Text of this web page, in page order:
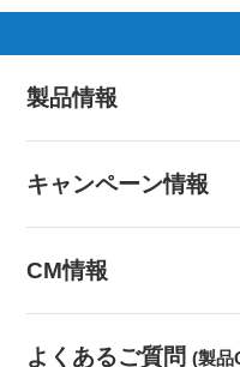
製品情報
キャンペーン情報
CM情報
よくあるご質問 (製品